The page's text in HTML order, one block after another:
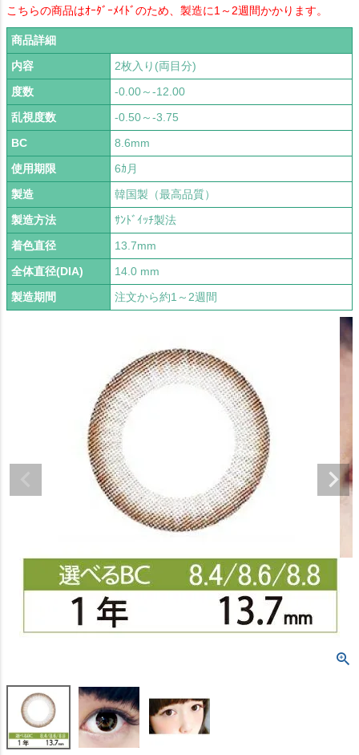
こちらの商品はｵｰﾀﾞｰﾒｲﾄﾞのため、製造に1～2週間かかります。
商品詳細
内容
2枚入り(両目分)
度数
-0.00～-12.00
乱視度数
-0.50～-3.75
BC
8.6mm
使用期限
6ｶ月
製造
韓国製（最高品質）
製造方法
ｻﾝﾄﾞｲｯﾁ製法
着色直径
13.7mm
全体直径(DIA)
14.0 mm
製造期間
注文から約1～2週間